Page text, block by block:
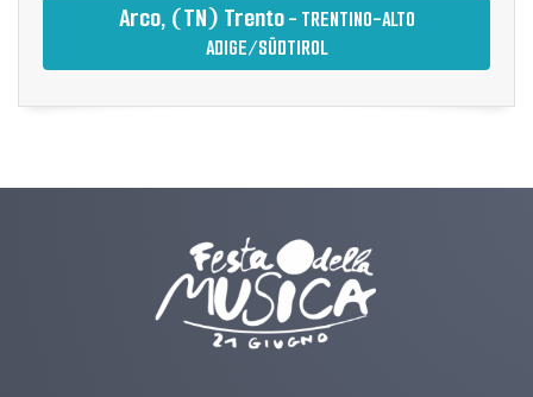
Arco, (TN) Trento- TRENTINO-ALTO
ADIGE/SÜDTIROL